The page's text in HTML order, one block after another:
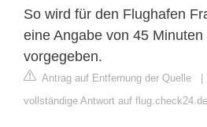
So wird für den Flughafen
eine Angabe von 45
vorgegeben.
Antrag auf Entfernung der Quelle
vollständige Antwort auf